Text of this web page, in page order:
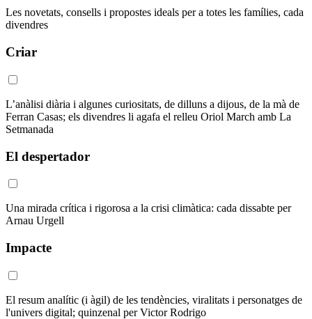
Les novetats, consells i propostes ideals per a totes les famílies, cada
divendres
Criar
L’anàlisi diària i algunes curiositats, de dilluns a dijous, de la mà de
Ferran Casas; els divendres li agafa el relleu Oriol March amb La
Setmanada
El despertador
Una mirada crítica i rigorosa a la crisi climàtica: cada dissabte per
Arnau Urgell
Impacte
El resum analític (i àgil) de les tendències, viralitats i personatges de
l'univers digital; quinzenal per Victor Rodrigo